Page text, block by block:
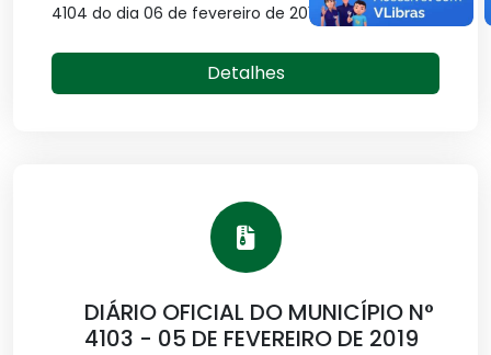
4104 do dia 06 de fevereiro de 2019.
Detalhes
DIÁRIO OFICIAL DO MUNICÍPIO N°
4103 - 05 DE FEVEREIRO DE 2019